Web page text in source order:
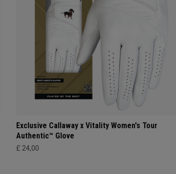
Exclusive Callaway x Vitality Women's Tour
Authentic™ Glove
£ 24,00